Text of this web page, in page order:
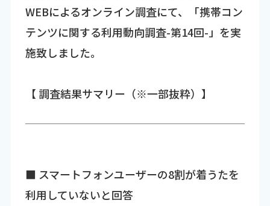
WEBによるオンライン調査にて、「携帯コン
テンツに関する利用動向調査-第14回-」を実
施致しました。
【 調査結果サマリー（※一部抜粋）】
■ スマートフォンユーザーの8割が着うたを
利用していないと回答